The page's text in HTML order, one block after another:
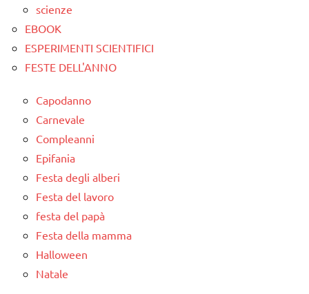
scienze
EBOOK
ESPERIMENTI SCIENTIFICI
FESTE DELL'ANNO
Capodanno
Carnevale
Compleanni
Epifania
Festa degli alberi
Festa del lavoro
festa del papà
Festa della mamma
Halloween
Natale